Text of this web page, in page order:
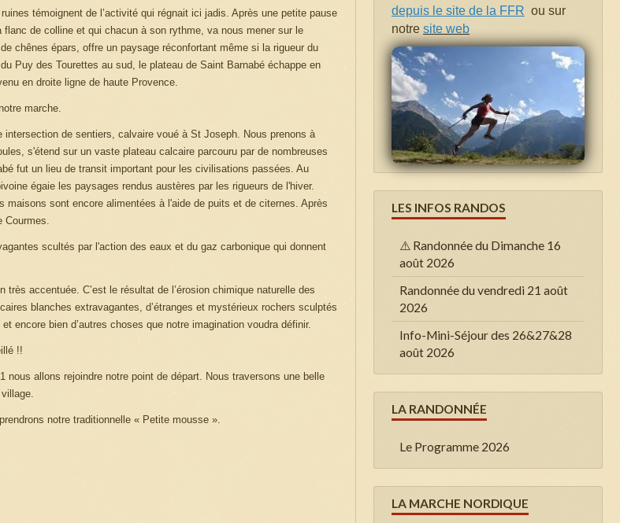
témoignent de l’activité qui régnait ici jadis. Après une petite pause
de colline et qui chacun à son rythme, va nous mener sur le
chênes épars, offre un paysage réconfortant même si la rigueur du
Puy des Tourettes au sud, le plateau de Saint Barnabé échappe en
en droite ligne de haute Provence.
marche.
de sentiers, calvaire voué à St Joseph. Nous prenons à
s'étend sur un vaste plateau calcaire parcouru par de nombreuses
fut un lieu de transit important pour les civilisations passées. Au
égaie les paysages rendus austères par les rigueurs de l'hiver.
sont encore alimentées à l'aide de puits et de citernes. Après
scultés par l'action des eaux et du gaz carbonique qui donnent
accentuée. C’est le résultat de l’érosion chimique naturelle des
blanches extravagantes, d’étranges et mystérieux rochers sculptés
encore bien d’autres choses que notre imagination voudra définir.
!!
allons rejoindre notre point de départ. Nous traversons une belle
notre traditionnelle « Petite mousse ».
depuis le site de la FFR ou sur
notre site web
LES INFOS RANDOS
⚠️ Randonnée du Dimanche 16
août 2026
Randonnée du vendredi 21 août
2026
Info-Mini-Séjour des 26&27&28
août 2026
LA RANDONNÉE
Le Programme 2026
LA MARCHE NORDIQUE